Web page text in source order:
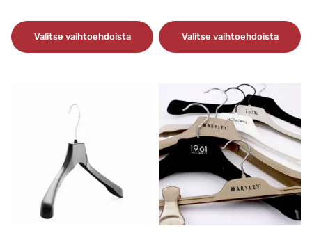
Valitse vaihtoehdoista
valinnat
tuotteen
sivulla.
Valitse vaihtoehdoista
on
useampi
muunnelma.
Voit
tehdä
valinnat
tuotteen
sivulla.